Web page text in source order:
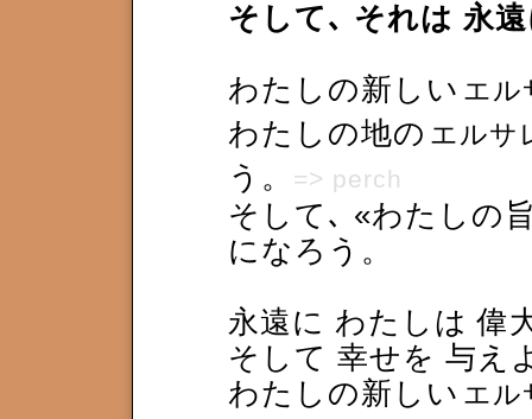
そして､ それは 永
わたしの新しい エル
わたしの地の エルサ
う。 => perch
そして､ «わたしの
になろう。
永遠に わたしは 偉
そして 幸せを 与え
わたしの新しい エル